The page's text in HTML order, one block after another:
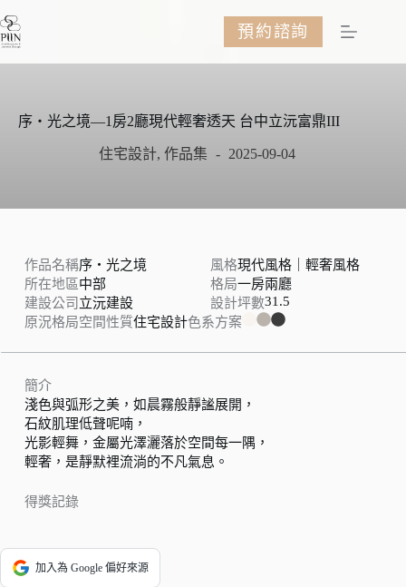
至
預約諮詢
序・光之境—1房2廳現代輕奢透天 台中立沅富鼎III
住宅設計, 作品集 2025-09-04
作品名稱序・光之境
所在地區中部
建設公司 立沅建設
風格現代風格｜輕奢風格
格局一房兩廳
設計坪數31.5
原況格局空間性質住宅設計色系方案
簡介
淺色與弧形之美，如晨霧般靜謐展開，
石紋肌理低聲呢喃，
光影輕舞，金屬光澤灑落於空間每一隅，
輕奢，是靜默裡流淌的不凡氣息。
得獎記錄
加入為 Google 偏好來源